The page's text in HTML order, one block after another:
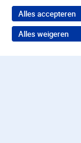
Alles accepteren
Alles weigeren